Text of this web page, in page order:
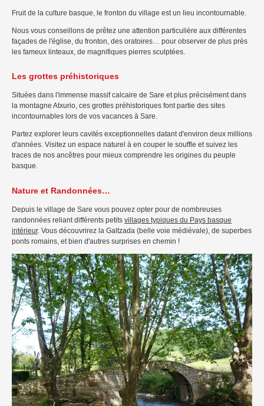
Fruit de la culture basque, le fronton du village est un lieu incontournable.
Nous vous conseillons de prêtez une attention particulière aux différentes
façades de l'église, du fronton, des oratoires… pour observer de plus près
les fameux linteaux, de magnifiques pierres sculptées.
Les grottes préhistoriques
Situées dans l'immense massif calcaire de Sare et plus précisément dans
la montagne Atxurio, ces grottes préhistoriques font partie des sites
incontournables lors de vos vacances à Sare.
Partez explorer leurs cavités exceptionnelles datant d'environ deux millions
d'années. Visitez un espace naturel à en couper le souffle et suivez les
traces de nos ancêtres pour mieux comprendre les origines du peuple
basque.
Nature et Randonnées…
Depuis le village de Sare vous pouvez opter pour de nombreuses
randonnées reliant différents petits villages typiques du Pays basque
intérieur. Vous découvrirez la Galtzada (belle voie médiévale), de superbes
ponts romains, et bien d'autres surprises en chemin !